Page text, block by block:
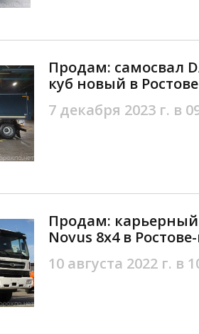
Продам: самосвал
куб новый в
7 декабря 2023 г. в
Продам: карьерный
Novus 8х4 в
10 августа 2022 г. в